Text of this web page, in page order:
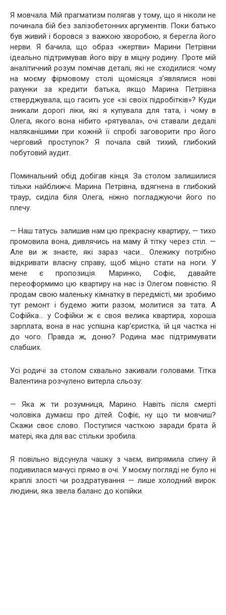
Я мовчала. Мій прагматизм полягав у тому, що я ніколи не
починала бій без залізобетонних аргументів. Поки батько
був живий і боровся з важкою хворобою, я берегла його
нерви. Я бачила, що образ «жертви» Марини Петрівни
ідеально підтримував його віру в міцну родину. Проте мій
аналітичний розум помічав деталі, які не сходилися: чому
на моєму фірмовому столі щомісяця з’являлися нові
рахунки за кредити батька, якщо Марина Петрівна
стверджувала, що гасить усе «зі своїх підробітків»? Куди
зникали дорогі ліки, які я купувала для тата, і чому в
Олега, якого вона нібито «рятувала», очі ставали дедалі
наляканішими при кожній її спробі заговорити про його
черговий проступок? Я почала свій тихий, глибокий
побутовий аудит.
Поминальний обід добігав кінця. За столом залишилися
тільки найближчі. Марина Петрівна, вдягнена в глибокий
траур, сиділа біля Олега, ніжно погладжуючи його по
плечу.
— Наш татусь залишив нам цю прекрасну квартиру, — тихо
промовила вона, дивлячись на маму й тітку через стіл. —
Але ви ж знаєте, які зараз часи… Олежику потрібно
відкривати власну справу, щоб міцно стати на ноги. У
мене є пропозиція. Маринко, Софіє, давайте
переоформимо цю квартиру на нас із Олегом повністю. Я
продам свою маленьку кімнатку в передмісті, ми зробимо
тут ремонт і будемо жити разом, молитися за тата. А
Софійка… у Софійки ж є своя велика квартира, хороша
зарплата, вона в нас успішна кар’єристка, їй ця частка ні
до чого. Правда ж, доню? Родина має підтримувати
слабших.
Усі родичі за столом схвально закивали головами. Тітка
Валентина розчулено витерла сльозу:
— Яка ж ти розумниця, Марино. Навіть після смерті
чоловіка думаєш про дітей. Софіє, ну що ти мовчиш?
Скажи своє слово. Поступися часткою заради брата й
матері, яка для вас стільки зробила.
Я повільно відсунула чашку з чаєм, випрямила спину й
подивилася мачусі прямо в очі. У моєму погляді не було ні
краплі злості чи роздратування — лише холодний вирок
людини, яка звела баланс до копійки.